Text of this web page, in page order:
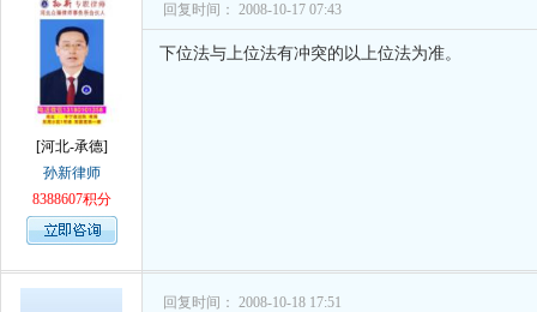
[河北-承德]
孙新律师
8388607积分
回复时间： 2008-10-17 07:43
下位法与上位法有冲突的以上位法为准。
回复时间： 2008-10-18 17:51